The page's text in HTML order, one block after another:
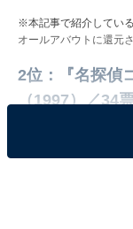
※本記事で紹介してい
オールアバウトに還元
2位：『名探偵
（1997）／34